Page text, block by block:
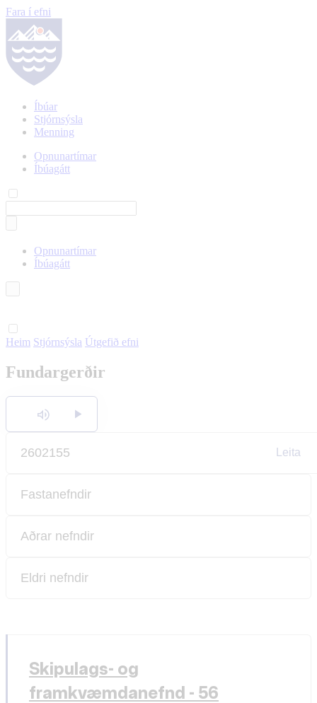
Fara í efni
Íbúar
Stjórnsýsla
Menning
Opnunartímar
Íbúagátt
Opnunartímar
Íbúagátt
Heim Stjórnsýsla Útgefið efni
Fundargerðir
Hlusta
Leita
Skipulags- og
framkvæmdanefnd - 56